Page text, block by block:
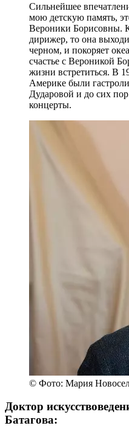
Сильнейшее
мою детскую память,
Вероники Борисовны.
дирижер, то она
черном, и покоряет
счастье с Вероникой
жизни встретиться. В
Америке были
Дударовой и до сих
концерты.
© Фото: Мария
Доктор
Батагова: